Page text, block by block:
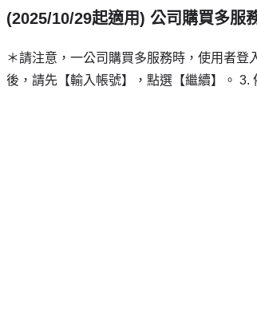
(2025/10/29起適用) 公司購買多服
＊請注意，一公司購買多服務時，使用者
後，請先【輸入帳號】，點選【繼續】。